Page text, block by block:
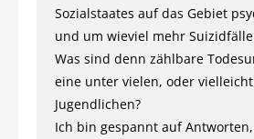
Sozialstaates auf das Gebiet
und um wieviel mehr
Was sind denn zählbare
eine unter vielen, oder
Jugendlichen?
Ich bin gespannt auf